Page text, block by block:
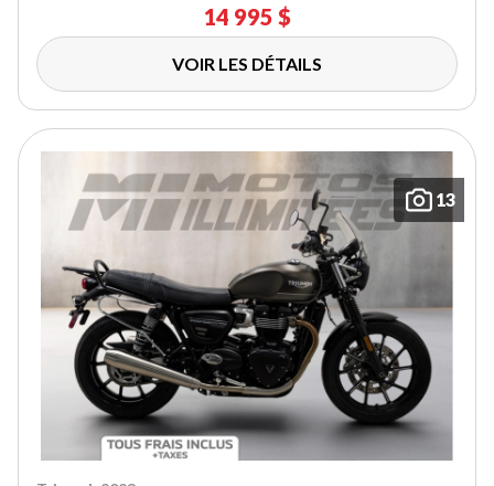
14 995 $
VOIR LES DÉTAILS
13